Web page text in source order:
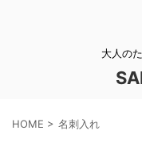
大人の
HOME > 名刺入れ